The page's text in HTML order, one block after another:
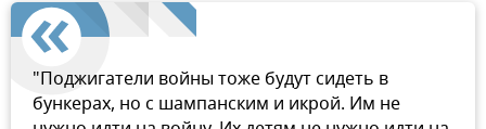
"Поджигатели войны тоже будут сидеть в
бункерах, но с шампанским и икрой. Им не